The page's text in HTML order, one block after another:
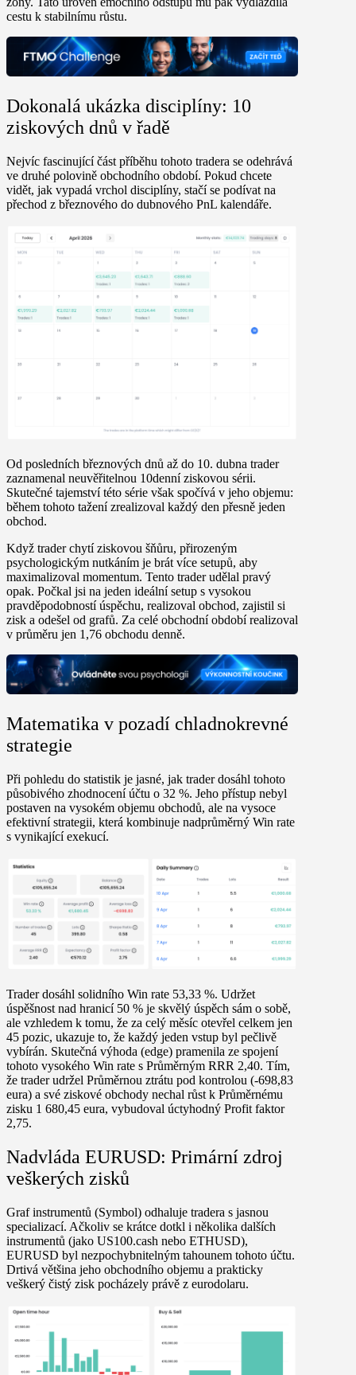
cestu k stabilnímu růstu.
Dokonalá ukázka disciplíny: 10
ziskových dnů v řadě
Nejvíc fascinující část příběhu tohoto tradera se odehrává
ve druhé polovině obchodního období. Pokud chcete
vidět, jak vypadá vrchol disciplíny, stačí se podívat na
přechod z březnového do dubnového PnL kalendáře.
Od posledních březnových dnů až do 10. dubna trader
zaznamenal neuvěřitelnou 10denní ziskovou sérii.
Skutečné tajemství této série však spočívá v jeho objemu:
během tohoto tažení zrealizoval každý den přesně jeden
obchod.
Když trader chytí ziskovou šňůru, přirozeným
psychologickým nutkáním je brát více setupů, aby
maximalizoval momentum. Tento trader udělal pravý
opak. Počkal jsi na jeden ideální setup s vysokou
pravděpodobností úspěchu, realizoval obchod, zajistil si
zisk a odešel od grafů. Za celé obchodní období realizoval
v průměru jen 1,76 obchodu denně.
Matematika v pozadí chladnokrevné
strategie
Při pohledu do statistik je jasné, jak trader dosáhl tohoto
působivého zhodnocení účtu o 32 %. Jeho přístup nebyl
postaven na vysokém objemu obchodů, ale na vysoce
efektivní strategii, která kombinuje nadprůměrný Win rate
s vynikající exekucí.
Trader dosáhl solidního Win rate 53,33 %. Udržet
úspěšnost nad hranicí 50 % je skvělý úspěch sám o sobě,
ale vzhledem k tomu, že za celý měsíc otevřel celkem jen
45 pozic, ukazuje to, že každý jeden vstup byl pečlivě
vybírán. Skutečná výhoda (edge) pramenila ze spojení
tohoto vysokého Win rate s Průměrným RRR 2,40. Tím,
že trader udržel Průměrnou ztrátu pod kontrolou (-698,83
eura) a své ziskové obchody nechal růst k Průměrnému
zisku 1 680,45 eura, vybudoval úctyhodný Profit faktor
2,75.
Nadvláda EURUSD: Primární zdroj
veškerých zisků
Graf instrumentů (Symbol) odhaluje tradera s jasnou
specializací. Ačkoliv se krátce dotkl i několika dalších
instrumentů (jako US100.cash nebo ETHUSD),
EURUSD byl nezpochybnitelným tahounem tohoto účtu.
Drtivá většina jeho obchodního objemu a prakticky
veškerý čistý zisk pocházely právě z eurodolaru.